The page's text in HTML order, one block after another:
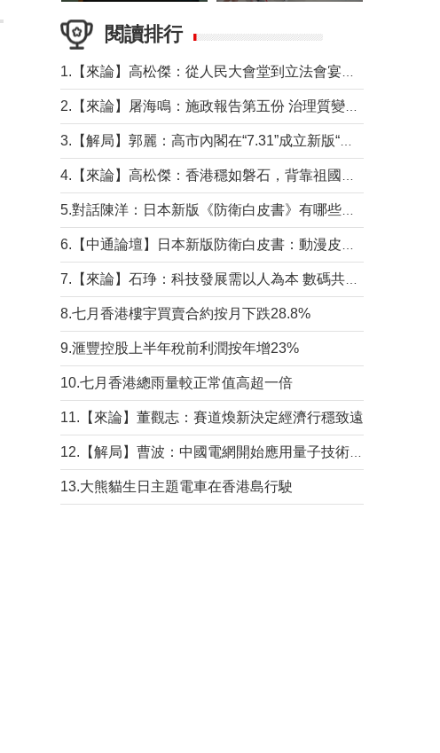
閱讀排行
8.七月香港樓宇買賣合約按月下跌28.8%
9.滙豐控股上半年稅前利潤按年增23%
10.七月香港總雨量較正常值高超一倍
11.【來論】董觀志：賽道煥新決定經濟行穩致遠
13.大熊貓生日主題電車在香港島行駛